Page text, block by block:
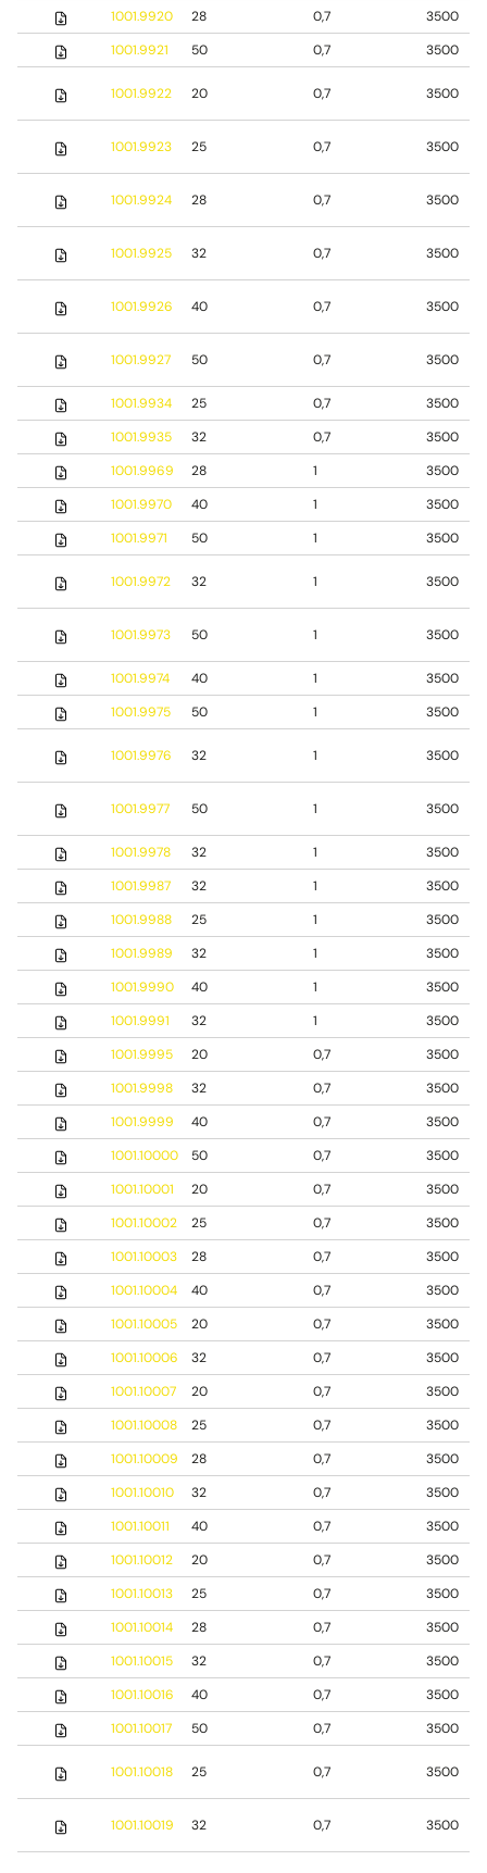
1001.9920
28 0,7
3500
1001.9921
50 0,7 3500
1001.9922 20 0,7 3500
1001.9923 25 0,7 3500
1001.9924 28 0,7 3500
1001.9925 32 0,7 3500
1001.9926 40 0,7 3500
1001.9927 50 0,7 3500
1001.9934 25 0,7
3500
1001.9935
32 0,7
3500
1001.9969
28 1
3500
1001.9970
40 1
3500
1001.9971
50 1 3500
1001.9972 32 1 3500
1001.9973 50 1 3500
1001.9974 40 1
3500
1001.9975
50 1 3500
1001.9976 32 1 3500
1001.9977 50 1 3500
1001.9978 32 1
3500
1001.9987
32 1
3500
1001.9988
25 1
3500
1001.9989
32 1
3500
1001.9990
40 1
3500
1001.9991
32 1
3500
1001.9995
20 0,7
3500
1001.9998
32 0,7
3500
1001.9999
40 0,7
3500
1001.10000
50 0,7
3500
1001.10001
20 0,7
3500
1001.10002
25 0,7
3500
1001.10003
28 0,7
3500
1001.10004
40 0,7
3500
1001.10005
20 0,7
3500
1001.10006
32 0,7
3500
1001.10007
20 0,7
3500
1001.10008
25 0,7
3500
1001.10009
28 0,7
3500
1001.10010
32 0,7
3500
1001.10011
40 0,7
3500
1001.10012
20 0,7
3500
1001.10013
25 0,7
3500
1001.10014
28 0,7
3500
1001.10015
32 0,7
3500
1001.10016
40 0,7
3500
1001.10017
50 0,7 3500
1001.10018 25 0,7 3500
1001.10019 32 0,7 3500